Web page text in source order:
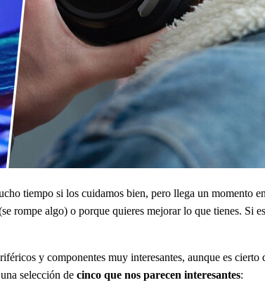
tiempo si los cuidamos bien, pero llega un momento
rompe algo) o porque quieres mejorar lo que tienes. Si
y componentes muy interesantes, aunque es
selección de cinco que nos parecen interesantes: